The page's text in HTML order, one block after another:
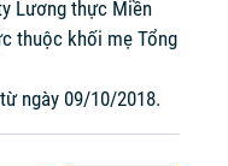
Lương thực Miền
thuộc khối mẹ Tổng
ngày 09/10/2018.